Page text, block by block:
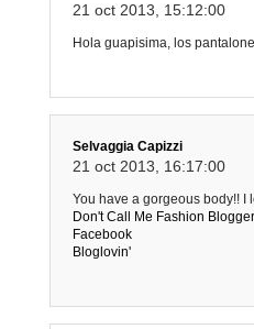
21 oct 2013, 15:12:00
Hola guapisima, los
Selvaggia Capizzi
21 oct 2013, 16:17:00
You have a gorgeous body!! I
Don't Call Me Fashion Blogger
Facebook
Bloglovin'